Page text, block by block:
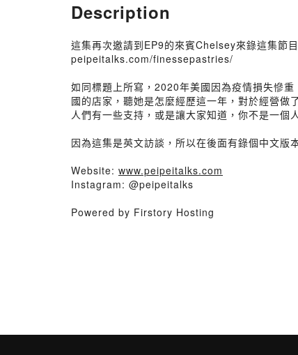
Description
這集再次邀請到EP9的來賓Chelsey來錄這集節
peipeitalks.com/finessepastries/
如同標題上所寫，2020年美國因為疫情損失慘
國的店家，聽她是怎麼經歷這一年，對於經營
人們有一些支持，或是讓大家知道，你不是一個人
因為這集是英文訪談，所以在後面有錄個中文版
Website: www.peipeitalks.com
Instagram: @peipeitalks
Powered by Firstory Hosting